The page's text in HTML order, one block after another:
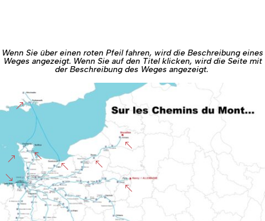
Wenn Sie über einen roten Pfeil fahren, wird die Beschreibung eines
Weges angezeigt. Wenn Sie auf den Titel klicken, wird die Seite mit
der Beschreibung des Weges angezeigt.
&
&
%
%
%
%
%
'